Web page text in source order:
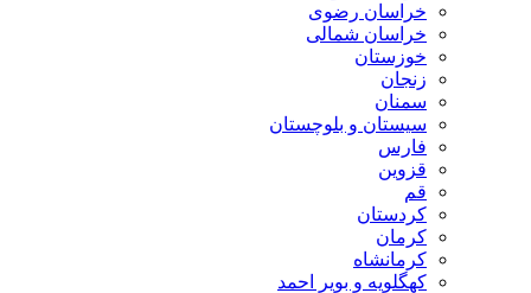
خراسان رضوی
خراسان شمالی
خوزستان
زنجان
سمنان
سیستان و بلوچستان
فارس
قزوین
قم
کردستان
کرمان
کرمانشاه
کهگلویه و بویر احمد